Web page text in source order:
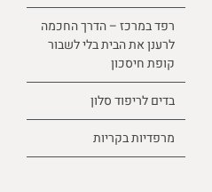
רפד במרכז – הדרך החכמה
לרענן את הבית בלי לשבור
קופת חיסכון
בדים לריפוד סלון
מרפדיות בקריות